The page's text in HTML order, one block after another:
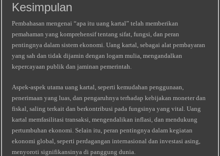
Kesimpulan
Pembahasan mengenai “apa itu uang kartal” telah memberikan
pemahaman yang komprehensif tentang sifat, fungsi, dan peran
pentingnya dalam sistem ekonomi. Uang kartal, sebagai alat pembayaran
yang sah dan tidak dijamin dengan logam mulia, mengandalkan
kepercayaan publik dan jaminan pemerintah.
Aspek-aspek utama uang kartal, seperti kemudahan penggunaan,
penerimaan yang luas, dan pengaruhnya terhadap kebijakan moneter dan
fiskal, saling terkait dan berkontribusi pada fungsinya yang vital. Uang
kartal memfasilitasi transaksi, mengendalikan inflasi, dan mendukung
pertumbuhan ekonomi. Selain itu, peran pentingnya dalam kegiatan
ekonomi global, seperti perdagangan internasional dan investasi asing,
menyoroti signifikansinya di panggung dunia.